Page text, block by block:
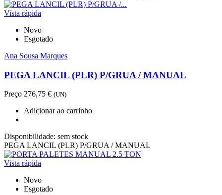
Vista rápida
Novo
Esgotado
Ana Sousa Marques
PEGA LANCIL (PLR) P/GRUA / MANUAL
Preço 276,75 € (UN)
Adicionar ao carrinho
Disponibilidade: sem stock
PEGA LANCIL (PLR) P/GRUA / MANUAL
Vista rápida
Novo
Esgotado